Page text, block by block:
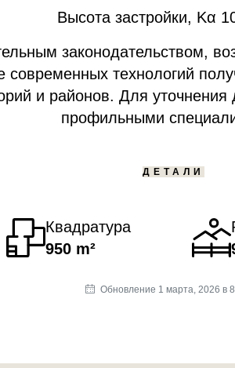
Высота застройки, Κα
законодательством,
современных технологий
и районов. Для
профильными
ДЕТАЛИ
Квадратура
950 m²
Обновление 1 марта, 2026 в